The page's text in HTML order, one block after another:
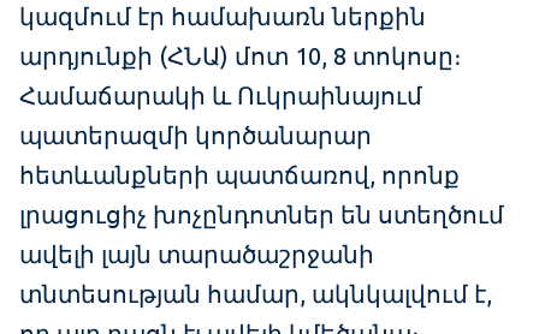
կազմում էր համախառն ներքին
արդյունքի (ՀՆԱ) մոտ 10, 8 տոկոսը։
Համաճարակի և Ուկրաինայում
պատերազմի կործանարար
հետևանքների պատճառով, որոնք
լրացուցիչ խոչընդոտներ են ստեղծում
ավելի լայն տարածաշրջանի
տնտեսության համար, ակնկալվում է,